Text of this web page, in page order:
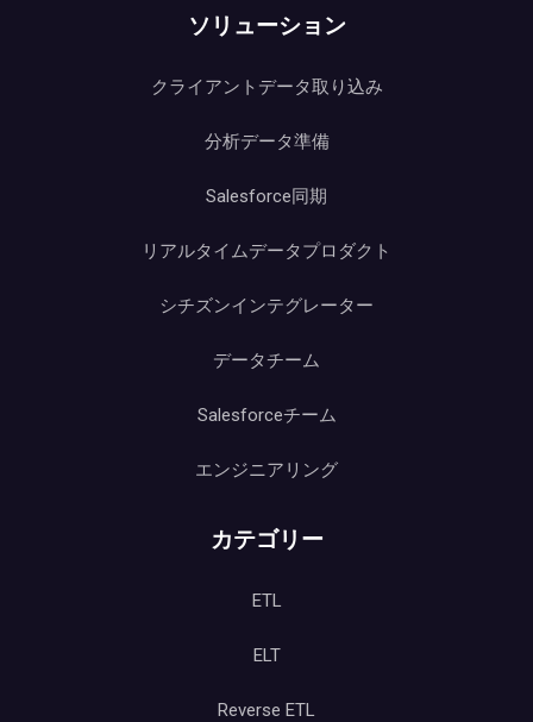
ソリューション
クライアントデータ取り込み
分析データ準備
Salesforce同期
リアルタイムデータプロダクト
シチズンインテグレーター
データチーム
Salesforceチーム
エンジニアリング
カテゴリー
ETL
ELT
Reverse ETL